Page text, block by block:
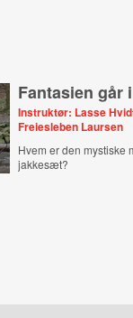
Fantasien går
Instruktør: Lasse
Freiesleben Laursen
Hvem er den mystiske
jakkesæt?